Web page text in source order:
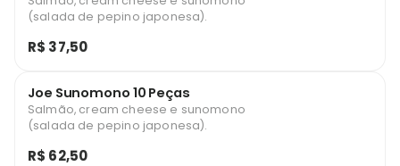
(salada de pepino japonesa).
R$ 37,50
Joe Sunomono 10 Peças
Salmão, cream cheese e sunomono
(salada de pepino japonesa).
R$ 62,50